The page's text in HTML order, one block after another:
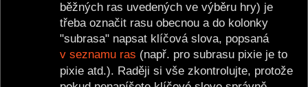
běžných ras uvedených ve výběru hry) je
třeba označit rasu obecnou a do kolonky
"subrasa" napsat klíčová slova, popsaná
v seznamu ras (např. pro subrasu pixie je to
pixie atd.). Raději si vše zkontrolujte, protože